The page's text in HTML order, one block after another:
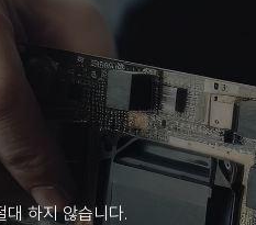
하지 않습니다.